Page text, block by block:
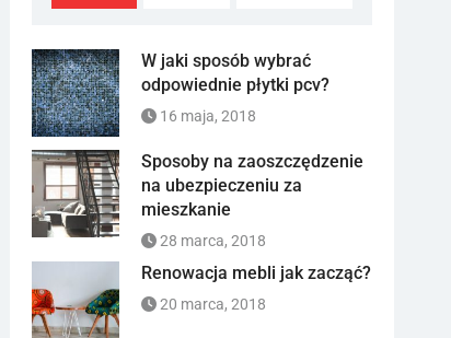
W jaki sposób wybrać
odpowiednie płytki pcv?
16 maja, 2018
Sposoby na zaoszczędzenie
na ubezpieczeniu za
mieszkanie
28 marca, 2018
Renowacja mebli jak zacząć?
20 marca, 2018